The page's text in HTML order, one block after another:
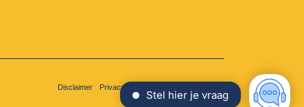
Disclaimer Privacy